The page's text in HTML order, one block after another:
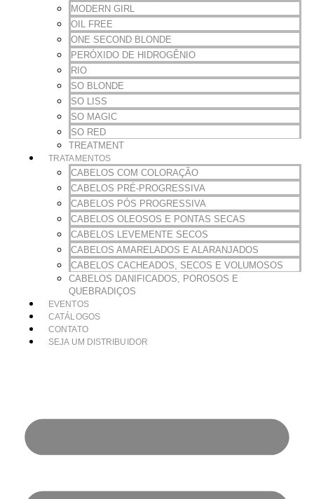
MODERN GIRL
OIL FREE
ONE SECOND BLONDE
PERÓXIDO DE HIDROGÊNIO
RIO
SO BLONDE
SO LISS
SO MAGIC
SO RED
TREATMENT
TRATAMENTOS
CABELOS COM COLORAÇÃO
CABELOS PRÉ-PROGRESSIVA
CABELOS PÓS PROGRESSIVA
CABELOS OLEOSOS E PONTAS SECAS
CABELOS LEVEMENTE SECOS
CABELOS AMARELADOS E ALARANJADOS
CABELOS CACHEADOS, SECOS E VOLUMOSOS
CABELOS DANIFICADOS, POROSOS E
QUEBRADIÇOS
EVENTOS
CATÁLOGOS
CONTATO
SEJA UM DISTRIBUIDOR